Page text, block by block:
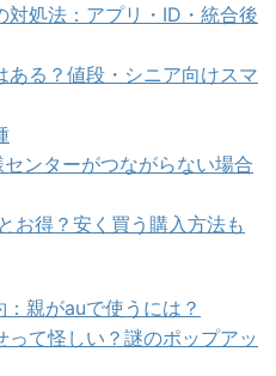
処法：アプリ・ID・統合後
る？値段・シニア向けスマ
ンターがつながらない場合
お得？安く買う購入方法も
親がauで使うには？
て怪しい？謎のポップアッ